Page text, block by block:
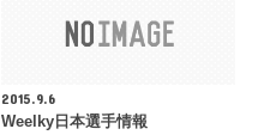
2015.9.6
Weelky日本選手情報